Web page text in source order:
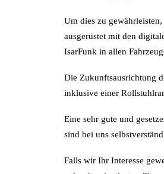
Um dies zu
ausgerüstet mit den
IsarFunk in allen
Die Zukunftsausrichtung
inklusive einer
Eine sehr gute und
sind bei uns
Falls wir Ihr Interesse